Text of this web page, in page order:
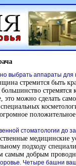
выбрать аппараты для
стремится быть
большинство
это можно сделать
стоматологии до
медицинские
подходу
самым добрым
Четыре башни